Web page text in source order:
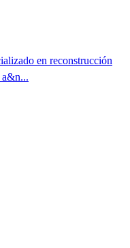
en reconstrucción
a&n...